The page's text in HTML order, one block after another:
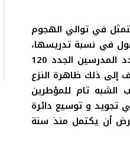
يتمثل فيتوالي الهجوم
في نسبة تدريسها،
وهو تراجع ناتج أساسا عن تقزيم حصة الأمازيغية من المدرسين الجدد حيث لا يتجاوز عدد المدرسين الجدد 120
إلى ذلك ظاهرة النزع
الشبه تام للمؤطرين
تجويد و توسيع دائرة
أن يكتمل منذ سنة